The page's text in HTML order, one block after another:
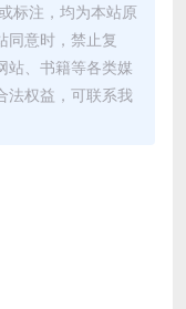
标注，均为本站原
同意时，禁止复
站、书籍等各类媒
法权益，可联系我